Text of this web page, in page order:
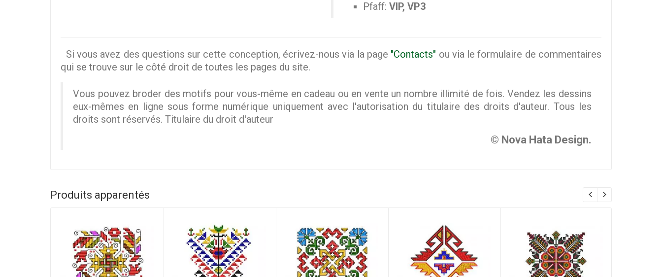
Pfaff: VIP, VP3
Si vous avez des questions sur cette conception, écrivez-nous via la page "Contacts" ou via le formulaire de commentaires
qui se trouve sur le côté droit de toutes les pages du site.
Vous pouvez broder des motifs pour vous-même en cadeau ou en vente un nombre illimité de fois. Vendez les dessins
eux-mêmes en ligne sous forme numérique uniquement avec l'autorisation du titulaire des droits d'auteur. Tous les
droits sont réservés. Titulaire du droit d'auteur
© Nova Hata Design.
Produits apparentés